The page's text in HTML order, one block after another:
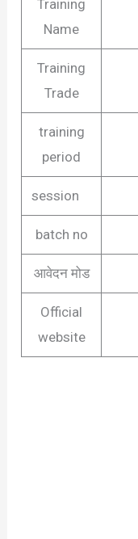
Training
Name
Training
Trade
training
period
session
batch no
आवेदन मोड
Official
website